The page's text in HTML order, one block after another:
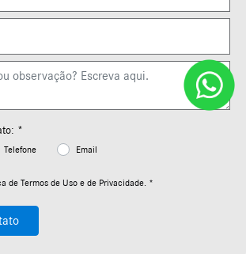
*
Telefone Email
de Termos de Uso e de Privacidade. *